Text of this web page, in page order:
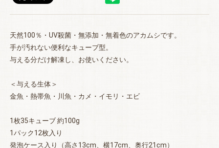
お買い物を続ける カートへ進む
天然100％・UV殺菌・無添加・無着色のアカムシです。
手が汚れない便利なキューブ型。
与える分だけ解凍し、お使いください。
＜与える生体＞
金魚・熱帯魚・川魚・カメ・イモリ・エビ
1枚35キューブ 約100g
1パック12枚入り
発泡ケース入り（高さ13cm、横17cm、奥行21cm）